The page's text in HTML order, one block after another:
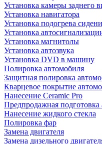
Установка камеры заднего
Установка навигатора
Установка подогрева
Установка
Установка магнитолы
Установка автозвука
Установка DVD в машину
Полировка автомобиля
Защитная полировка
Кварцевое покрытие
Нанесение Ceramic Pro
Предпродажная подготовка
Нанесение жидкого стекла
Полировка фар
Замена двигателя
Замена дизельного